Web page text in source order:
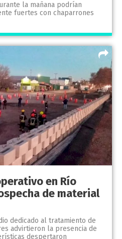
la mañana podrían
fuertes con chaparrones
en Río
de material
dedicado al tratamiento de
advirtieron la presencia de
despertaron